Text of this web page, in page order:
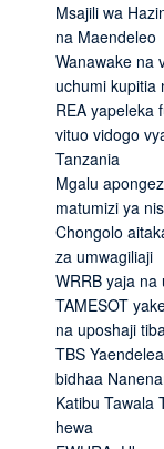
Msajili wa
na Maendeleo
Wanawake na
uchumi kupitia
REA yapeleka
vituo vidogo
Tanzania
Mgalu
matumizi ya
Chongolo
za umwagiliaji
WRRB yaja
TAMESOT
na uposhaji
TBS
bidhaa
Katibu Tawala
hewa